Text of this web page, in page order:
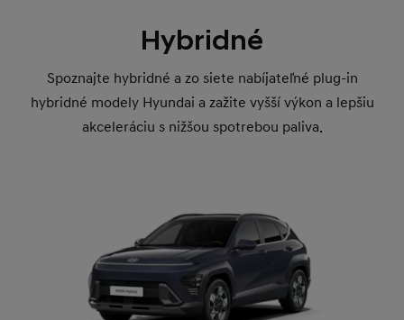
Hybridné
Spoznajte hybridné a zo siete nabíjateľné plug-in
hybridné modely Hyundai a zažite vyšší výkon a lepšiu
akceleráciu s nižšou spotrebou paliva.